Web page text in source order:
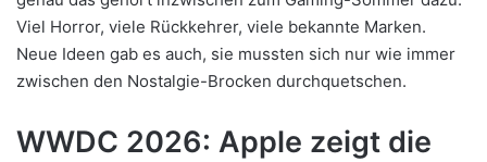
Viel Horror, viele Rückkehrer, viele bekannte Marken.
Neue Ideen gab es auch, sie mussten sich nur wie immer
zwischen den Nostalgie-Brocken durchquetschen.
WWDC 2026: Apple zeigt die